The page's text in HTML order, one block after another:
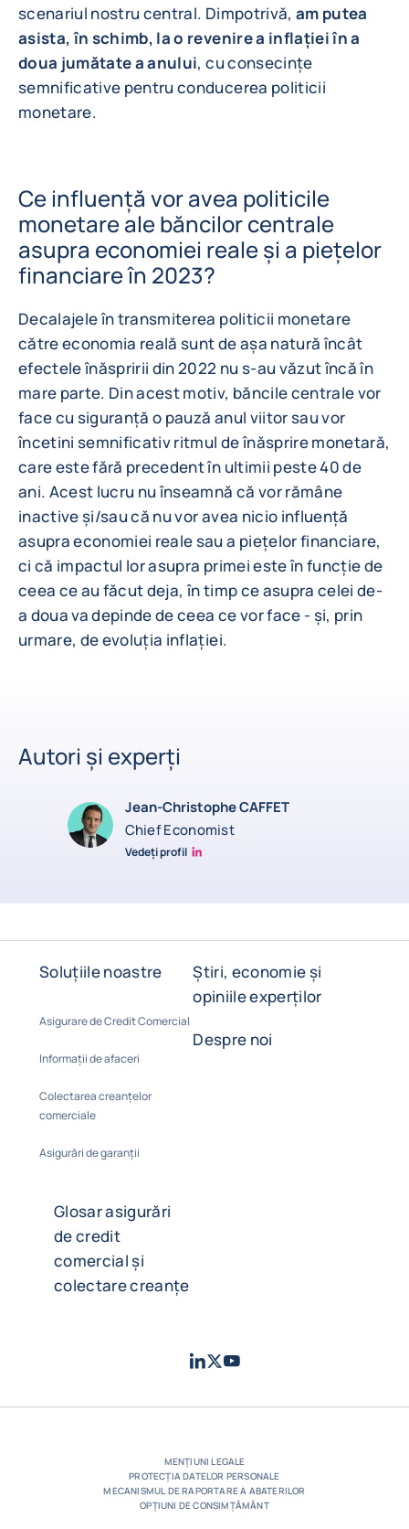
scenariul nostru central. Dimpotrivă, am putea
asista, în schimb, la o revenire a inflației în a
doua jumătate a anului, cu consecințe
semnificative pentru conducerea politicii
monetare.
Ce influență vor avea politicile
monetare ale băncilor centrale
asupra economiei reale și a piețelor
financiare în 2023?
Decalajele în transmiterea politicii monetare
către economia reală sunt de așa natură încât
efectele înăspririi din 2022 nu s-au văzut încă în
mare parte. Din acest motiv, băncile centrale vor
face cu siguranță o pauză anul viitor sau vor
încetini semnificativ ritmul de înăsprire monetară,
care este fără precedent în ultimii peste 40 de
ani. Acest lucru nu înseamnă că vor rămâne
inactive și/sau că nu vor avea nicio influență
asupra economiei reale sau a piețelor financiare,
ci că impactul lor asupra primei este în funcție de
ceea ce au făcut deja, în timp ce asupra celei de-
a doua va depinde de ceea ce vor face - și, prin
urmare, de evoluția inflației.
Autori și experți
Jean-Christophe CAFFET
Chief Economist
Vedeți profil
JCC Linkedin
Soluțiile noastre
Asigurare de Credit Comercial
Informații de afaceri
Colectarea creanțelor
comerciale
Asigurări de garanții
Știri, economie și
opiniile experților
Despre noi
Glosar asigurări
de credit
comercial și
colectare creanțe
LinkedIn
TwitterYoutube
MENȚIUNI LEGALE
PROTECȚIA DATELOR PERSONALE
MECANISMUL DE RAPORTARE A ABATERILOR
OPȚIUNI DE CONSIMȚĂMÂNT